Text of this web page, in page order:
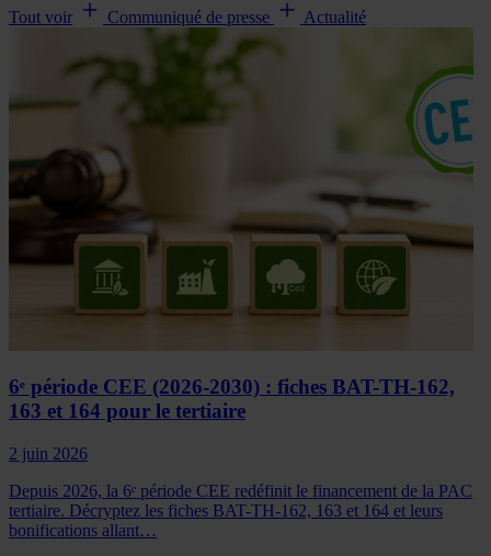
Tout voir Communiqué de presse Actualité
6ᵉ période CEE (2026-2030) : fiches BAT-TH-162,
163 et 164 pour le tertiaire
2 juin 2026
Depuis 2026, la 6ᵉ période CEE redéfinit le financement de la PAC
tertiaire. Décryptez les fiches BAT-TH-162, 163 et 164 et leurs
bonifications allant…